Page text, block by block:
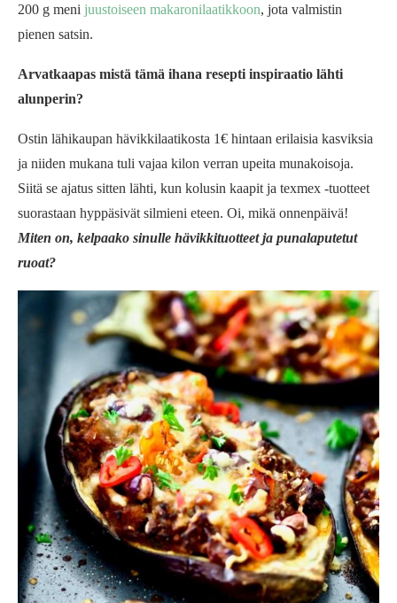
200 g meni juustoiseen makaronilaatikkoon, jota valmistin
pienen satsin.
Arvatkaapas mistä tämä ihana resepti inspiraatio lähti
alunperin?
Ostin lähikaupan hävikkilaatikosta 1€ hintaan erilaisia kasviksia
ja niiden mukana tuli vajaa kilon verran upeita munakoisoja.
Siitä se ajatus sitten lähti, kun kolusin kaapit ja texmex -tuotteet
suorastaan hyppäsivät silmieni eteen. Oi, mikä onnenpäivä!
Miten on, kelpaako sinulle hävikkituotteet ja punalaputetut
ruoat?